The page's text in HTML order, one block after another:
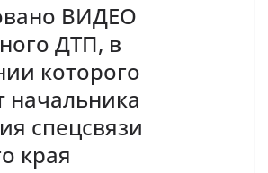
ВИДЕО
ДТП, в
которого
начальника
спецсвязи
края